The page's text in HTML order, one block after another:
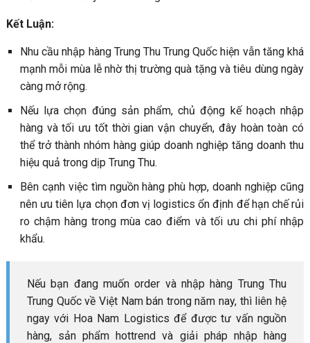
Kết Luận:
Nhu cầu nhập hàng Trung Thu Trung Quốc hiện vẫn tăng khá
mạnh mỗi mùa lễ nhờ thị trường quà tặng và tiêu dùng ngày
càng mở rộng.
Nếu lựa chọn đúng sản phẩm, chủ động kế hoạch nhập
hàng và tối ưu tốt thời gian vận chuyển, đây hoàn toàn có
thể trở thành nhóm hàng giúp doanh nghiệp tăng doanh thu
hiệu quả trong dịp Trung Thu.
Bên cạnh việc tìm nguồn hàng phù hợp, doanh nghiệp cũng
nên ưu tiên lựa chọn đơn vị logistics ổn định để hạn chế rủi
ro chậm hàng trong mùa cao điểm và tối ưu chi phí nhập
khẩu.
Nếu bạn đang muốn order và nhập hàng Trung Thu
Trung Quốc về Việt Nam bán trong năm nay, thì liên hệ
ngay với Hoa Nam Logistics để được tư vấn nguồn
hàng, sản phẩm hottrend và giải pháp nhập hàng